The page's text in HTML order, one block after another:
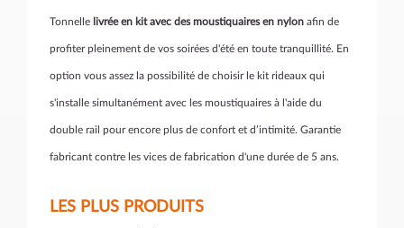
Tonnelle livrée en kit avec des moustiquaires en nylon afin de
profiter pleinement de vos soirées d'été en toute tranquillité. En
option vous assez la possibilité de choisir le kit rideaux qui
s'installe simultanément avec les moustiquaires à l'aide du
double rail pour encore plus de confort et d’intimité. Garantie
fabricant contre les vices de fabrication d'une durée de 5 ans.
LES PLUS PRODUITS